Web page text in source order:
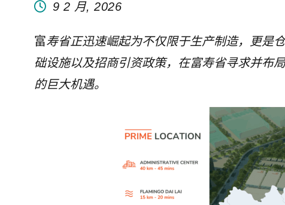
9 2 月, 2026
富寿省正迅速崛起为不仅限于生产制造，更是
础设施以及招商引资政策，在富寿省寻求并布
的巨大机遇。